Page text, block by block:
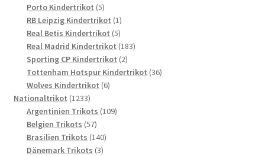
Porto Kindertrikot 55
Produkte
RB Leipzig Kindertrikot 11
Produkt
Real Betis Kindertrikot 55
Produkte
Real Madrid Kindertrikot 183183
Sporting CP Kindertrikot 22
Produkte
Tottenham Hotspur Kindertrikot 3636
Wolves Kindertrikot 66
Nationaltrikot 12331233
Produkte
Argentinien Trikots 109109
Belgien Trikots 5757
Produkte
Brasilien Trikots 140140
Dänemark Trikots 33